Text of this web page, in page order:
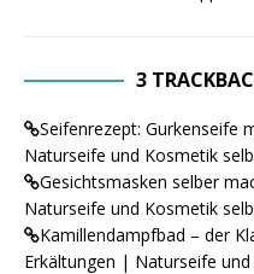
3
Seifenrezept: Gurkenseife
Naturseife und Kosmetik
Gesichtsmasken selber
Naturseife und Kosmetik
Kamillendampfbad – der
Erkältungen | Naturseife